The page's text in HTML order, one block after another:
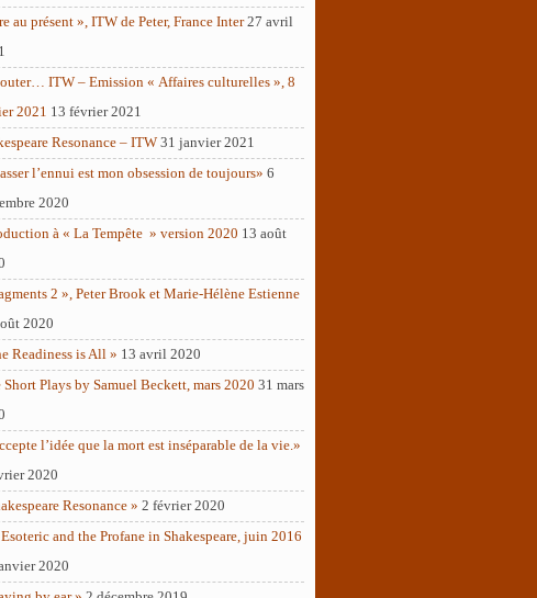
au présent », ITW de Peter, France Inter 27 avril
ITW – Emission « Affaires culturelles », 8
2021 13 février 2021
Resonance – ITW 31 janvier 2021
l’ennui est mon obsession de toujours» 6
2020
à « La Tempête » version 2020 13 août
2 », Peter Brook et Marie-Hélène Estienne
2020
Readiness is All » 13 avril 2020
Short Plays by Samuel Beckett, mars 2020 31 mars
l’idée que la mort est inséparable de la vie.»
2020
Resonance » 2 février 2020
and the Profane in Shakespeare, juin 2016
2020